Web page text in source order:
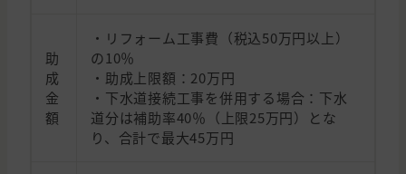
助
成
金
額
・リフォーム工事費（税込50万円以上）
の10％
・助成上限額：20万円
・下水道接続工事を併用する場合：下水
道分は補助率40％（上限25万円）とな
り、合計で最大45万円